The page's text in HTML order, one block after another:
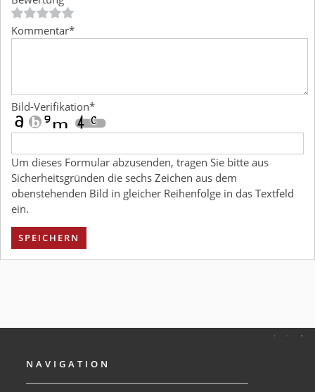
Kommentar*
Bild-Verifikation*
Um dieses Formular abzusenden, tragen Sie bitte aus
Sicherheitsgründen die sechs Zeichen aus dem
obenstehenden Bild in gleicher Reihenfolge in das Textfeld
ein.
SPEICHERN
NAVIGATION